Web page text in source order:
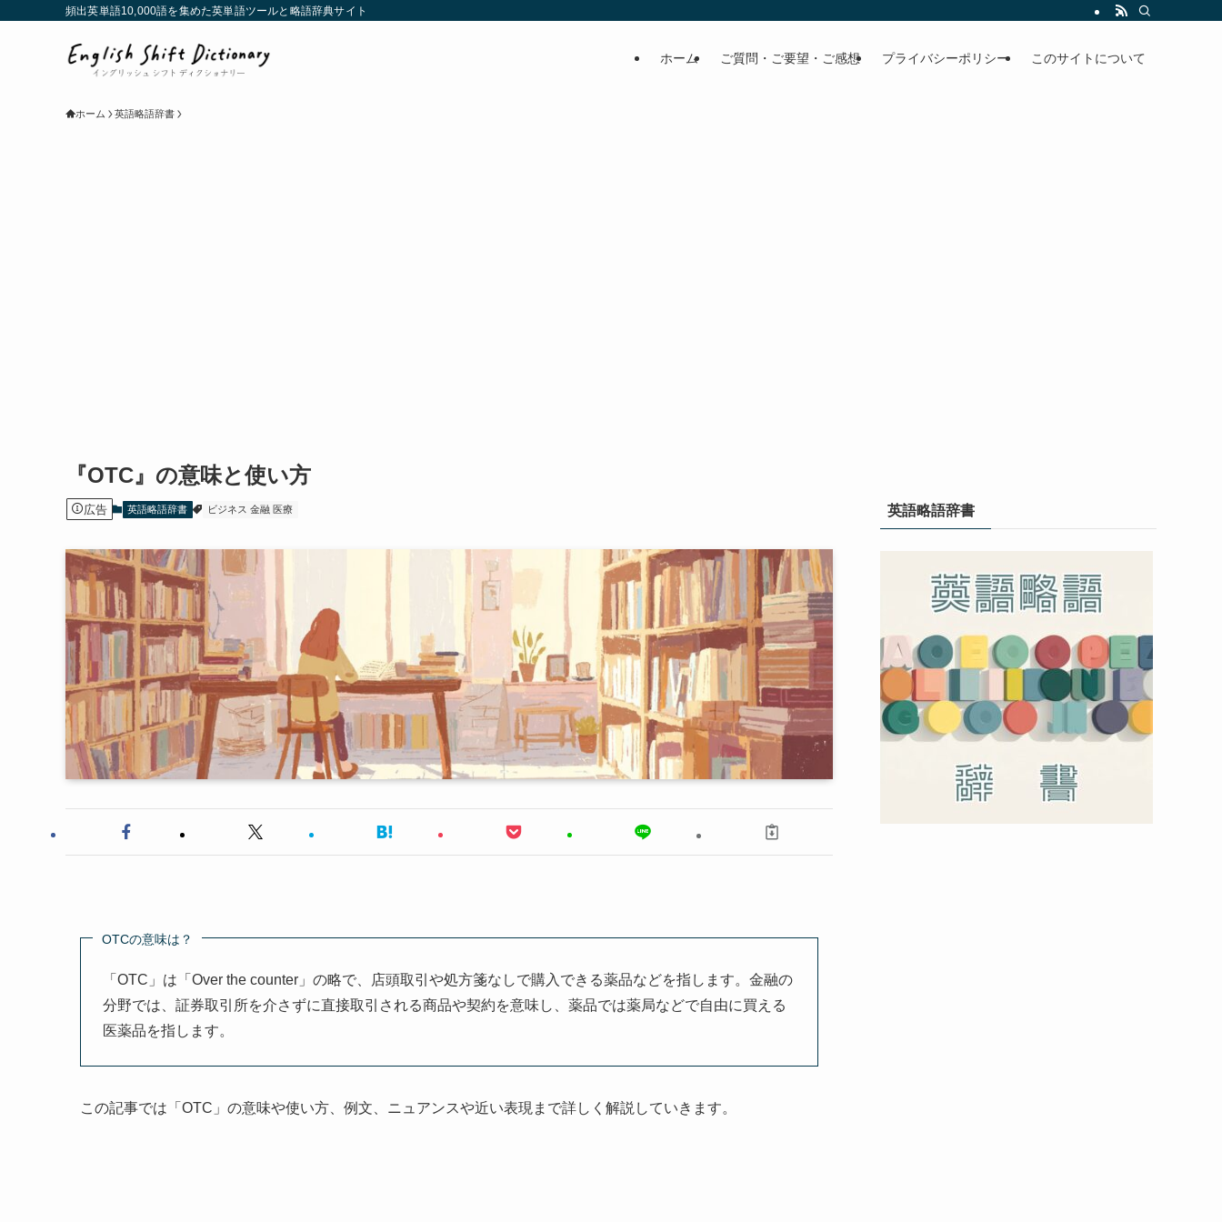
頻出英単語10,000語を集めた英単語ツールと略語辞典サイト
ホーム ご質問・ご要望・ご感想 プライバシーポリシー このサイトについて
ホーム 英語略語辞書
『OTC』の意味と使い方
広告 英語略語辞書 ビジネス 金融 医療
OTCの意味は？
「OTC」は「Over the counter」の略で、店頭取引や処方箋なしで購入できる薬品などを指します。金融の
分野では、証券取引所を介さずに直接取引される商品や契約を意味し、薬品では薬局などで自由に買える
医薬品を指します。
この記事では「OTC」の意味や使い方、例文、ニュアンスや近い表現まで詳しく解説していきます。
英語略語辞書